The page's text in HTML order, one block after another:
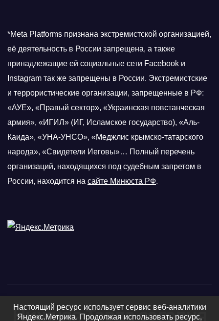
*Meta Platforms признана экстремистской организацией,
её деятельность в России запрещена, а также
принадлежащие ей социальные сети Facebook и
Instagram так же запрещены в России. Экстремистские
и террористические организации, запрещенные в РФ:
«АУЕ», «Правый сектор», «Украинская повстанческая
армия», «ИГИЛ» (ИГ, Исламское государство), «Аль-
Каида», «УНА-УНСО», «Меджлис крымско-татарского
народа», «Свидетели Иеговы»… Полный перечень
организаций, находящихся под судебным запретом в
России, находится на сайте Минюста РФ.
Нижняя Тавда сегодня
Настоящий ресурс использует сервис веб-аналитики
Яндекс.Метрика. Продолжая использовать ресурс,